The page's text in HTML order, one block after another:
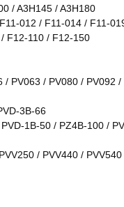
/ A3H145 / A3H180
012 / F11-014 / F11-
F12-110 / F12-150
PV063 / PV080 / PV092
3B-66
1B-50 / PZ4B-100 /
/ PVV440 /